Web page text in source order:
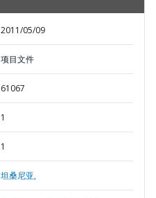
2011/05/09
项目文件
61067
1
1
坦桑尼亚,